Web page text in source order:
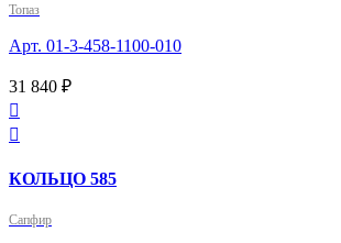
Топаз
Арт. 01-3-458-1100-010
31 840 ₽


КОЛЬЦО 585
Сапфир